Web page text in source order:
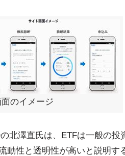
のイメージ
北澤直氏は、ETFは一般の投
動性と透明性が高いと説明す